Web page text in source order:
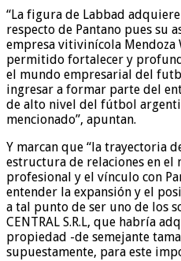
“La figura de Labbad
respecto de Pantano pues su
empresa vitivinícola Mendoza
permitido fortalecer y
el mundo empresarial del
ingresar a formar parte del
de alto nivel del fútbol
mencionado”, apuntan.
Y marcan que “la trayectoria
estructura de relaciones en el
profesional y el vínculo con
entender la expansión y el
a tal punto de ser uno de los
CENTRAL S.R.L, que habría
propiedad -de semejante
supuestamente, para este